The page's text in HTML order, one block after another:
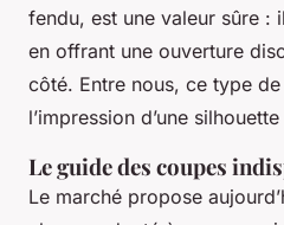
fendu, est une valeur sûre :
en offrant une ouverture
côté. Entre nous, ce type
l’impression d’une
Le guide des coupes
Le marché propose